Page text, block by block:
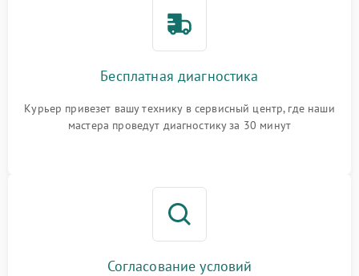
Бесплатная диагностика
Курьер привезет вашу технику в сервисный центр, где наши
мастера проведут диагностику за 30 минут
Согласование условий